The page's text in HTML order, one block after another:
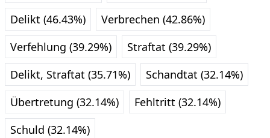
Delikt (46.43%)
Verbrechen (42.86%)
Verfehlung (39.29%)
Straftat (39.29%)
Delikt, Straftat (35.71%)
Schandtat (32.14%)
Übertretung (32.14%)
Fehltritt (32.14%)
Schuld (32.14%)